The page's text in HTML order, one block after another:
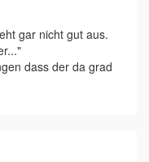
gar nicht gut aus.
dass der da grad